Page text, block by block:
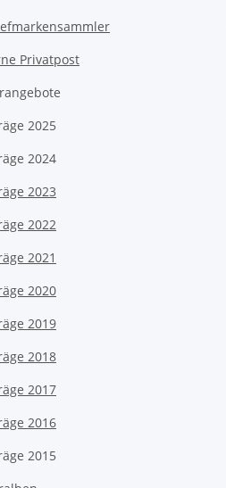
Privatpost
2025
2024
2023
2022
2021
2020
2019
2018
2017
2016
2015